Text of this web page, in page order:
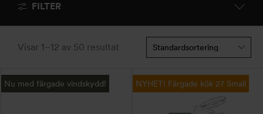
FILTER
Visar 1–12 av 50 resultat
Nu med färgade vindskydd! NYHET! Färgade kök 27 Small